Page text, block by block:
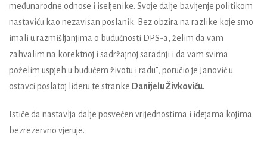
međunarodne odnose i iseljenike. Svoje dalje bavljenje politikom
nastaviću kao nezavisan poslanik. Bez obzira na razlike koje smo
imali u razmišljanjima o budućnosti DPS-a, želim da vam
zahvalim na korektnoj i sadržajnoj saradnji i da vam svima
poželim uspjeh u budućem životu i radu”, poručio je Janović u
ostavci poslatoj lideru te stranke Danijelu Živkoviću.
Ističe da nastavlja dalje posvećen vrijednostima i idejama kojima
bezrezervno vjeruje.